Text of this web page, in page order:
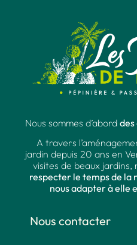
Nous sommes d’abord des
A travers
jardin depuis 20 ans en
visites de beaux jardins,
respecter le temps de la
nous adapter à elle
Nous contacter